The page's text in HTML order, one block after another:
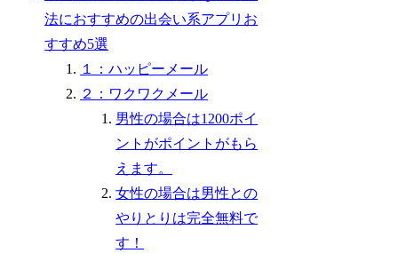
法におすすめの出会い系アプリお
すすめ5選
１：ハッピーメール
２：ワクワクメール
男性の場合は1200ポイ
ントがポイントがもら
えます。
女性の場合は男性との
やりとりは完全無料で
す！